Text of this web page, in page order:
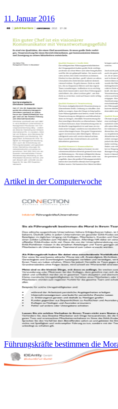
11. Januar 2016
Artikel in der Computerwoche
Führungskräfte bestimmen die